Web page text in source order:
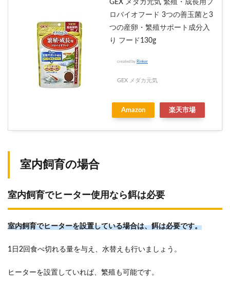
GEX メダカ元気 繁殖・成長用プ
ロバイオフード 3つの善玉菌と3
つの産卵・繁殖サポート成分入
り フード130g
created by Rinker
GEX メダカ元気
Amazon 楽天市場
室内飼育の場合
室内飼育でヒーター使用なら餌は必要
室内飼育でヒーターを設置している場合は、餌は必要です。
1日2回食べ切れる量を与え、水替えも行いましょう。
ヒーターを設置していれば、繁殖も可能です。